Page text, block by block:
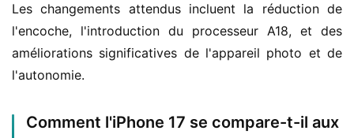
Les changements attendus incluent la réduction de
l'encoche, l'introduction du processeur A18, et des
améliorations significatives de l'appareil photo et de
l'autonomie.
Comment l'iPhone 17 se compare-t-il aux